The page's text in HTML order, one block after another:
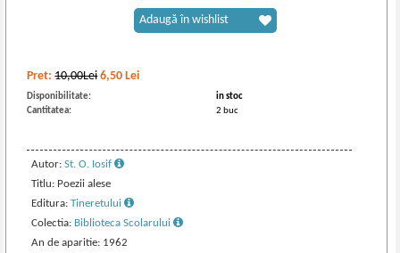
Pret:10,00Lei 6,50 Lei
Disponibilitate:
in stoc
Cantitatea:
2 buc
Autor:St. O. Iosif
Titlu: Poezii alese
Editura:Tineretului
Colectia: Biblioteca Scolarului
An de aparitie: 1962
Adaugă în wishlist